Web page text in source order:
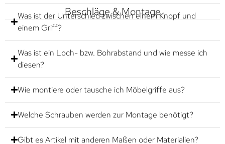
Beschläge & Montage
Was ist der Unterschied zwischen einem Knopf und
einem Griff?
Was ist ein Loch- bzw. Bohrabstand und wie messe ich
diesen?
Wie montiere oder tausche ich Möbelgriffe aus?
Welche Schrauben werden zur Montage benötigt?
Gibt es Artikel mit anderen Maßen oder Materialien?